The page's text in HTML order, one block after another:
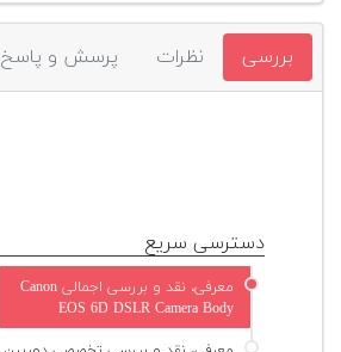
بررسی نظرات پرسش و پاسخ
دسترسی سریع
معرفی، نقد و بررسی اجمالی Canon
EOS 6D DSLR Camera Body